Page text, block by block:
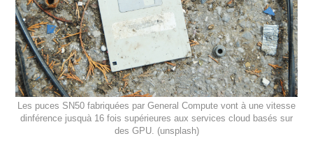
Les puces SN50 fabriquées par General Compute vont à une vitesse
dinférence jusquà 16 fois supérieures aux services cloud basés sur
des GPU. (unsplash)